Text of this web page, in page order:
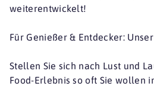
weiterentwickelt!
Für Genießer & Entdecker:
Stellen Sie sich nach Lust und
Food-Erlebnis so oft Sie wollen